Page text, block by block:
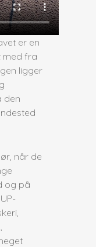
er en
med fra
ligger
den
når de
og på